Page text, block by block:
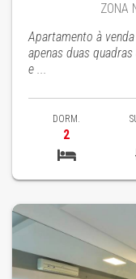
ZONA
Apartamento à
apenas duas
e ...
DORM.
2